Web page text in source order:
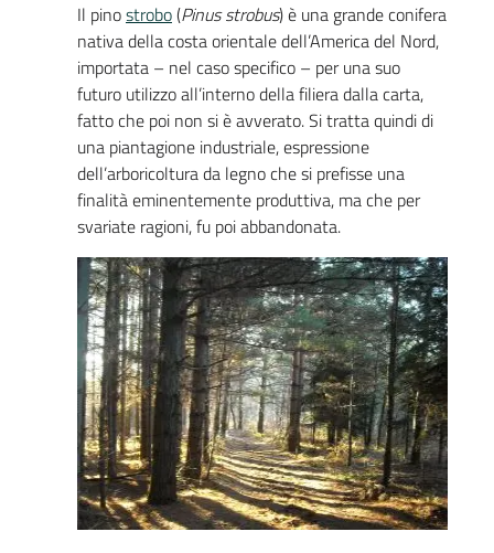
Il pinostrobo(Pinus strobus) è una grande conifera
nativa della costa orientale dell’America del Nord,
importata – nel caso specifico – per una suo
futuro utilizzo all’interno della filiera dalla carta,
fatto che poi non si è avverato. Si tratta quindi di
una piantagione industriale, espressione
dell’arboricoltura da legno che si prefisse una
finalità eminentemente produttiva, ma che per
svariate ragioni, fu poi abbandonata.